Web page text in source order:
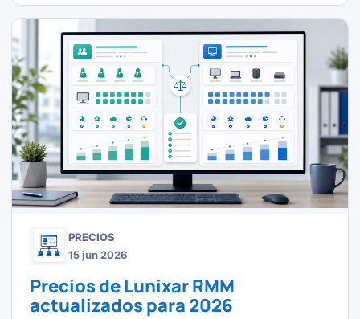
PRECIOS
15 jun 2026
Precios de Lunixar RMM
actualizados para 2026